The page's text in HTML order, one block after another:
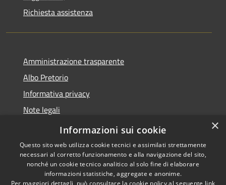
Richiesta assistenza
Amministrazione trasparente
Albo Pretorio
Informativa privacy
Note legali
Dichiarazione di accessibilità
Copyright © 2026 • Comune di
×
Informazioni sui cookie
Questo sito web utilizza cookie tecnici e assimilati strettamente
necessari al corretto funzionamento e alla navigazione del sito,
nonché un cookie tecnico analitico al solo fine di elaborare
informazioni statistiche, aggregate e anonime.
Per maggiori dettagli, può consultare la cookie policy al seguente link